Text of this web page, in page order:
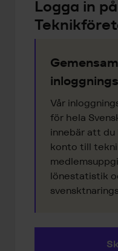
Logga in på
Gemensam
Vår
för hela
innebär att du
konto till
lönestatistik